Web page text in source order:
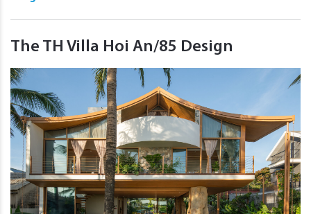
The TH Villa Hoi An/85 Design